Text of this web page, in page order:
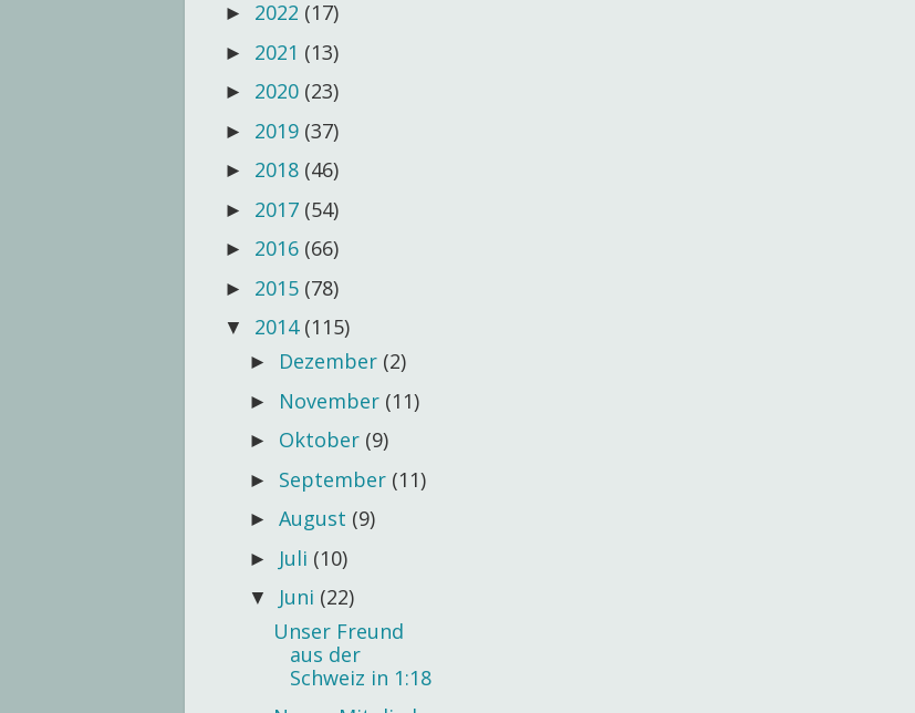
► 2022 (17)
► 2021 (13)
► 2020 (23)
► 2019 (37)
► 2018 (46)
► 2017 (54)
► 2016 (66)
► 2015 (78)
▼ 2014 (115)
► Dezember (2)
► November (11)
► Oktober (9)
► September (11)
► August (9)
► Juli (10)
▼ Juni (22)
Unser Freund
aus der
Schweiz in 1:18